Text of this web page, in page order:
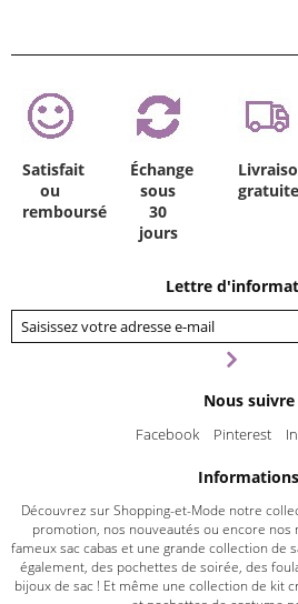
Satisfait
ou
remboursé
Échange
sous
30
jours
gratuite
Lettre
Nous suivre
Facebook Pinterest
Informations
Découvrez sur Shopping-et-Mode notre
promotion, nos nouveautés ou encore
fameux sac cabas et une grande collection de
également, des pochettes de soirée, des
bijoux de sac ! Et même une collection de kit